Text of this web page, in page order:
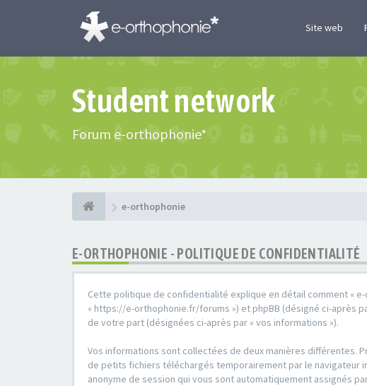
Site web
Student network
Forum e-orthophonie*
e-orthophonie
E-ORTHOPHONIE - POLITIQUE DE CONFIDENTIALITÉ
Cette politique de confidentialité explique en détail comment «
« https://e-orthophonie.fr/forums ») et phpBB (désigné ci-après
de votre part (désignées ci-après par « vos informations »).
Vos informations sont collectées de deux manières différentes.
de petits fichiers téléchargés temporairement par le navigateur
anonyme de session qui vous sont automatiquement assignés